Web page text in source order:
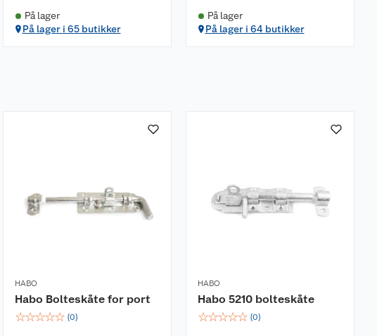
På lager
På lager i 65 butikker
På lager
På lager i 64 butikker
HABO
Habo Bolteskåte for port
☆☆☆☆☆ (0)
HABO
Habo 5210 bolteskåte
☆☆☆☆☆ (0)